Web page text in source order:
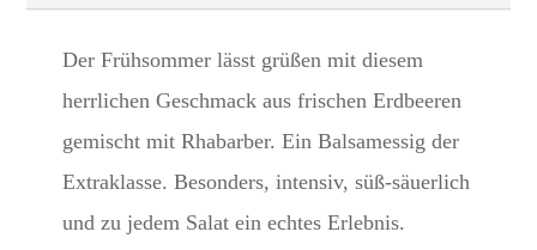
Der Frühsommer lässt grüßen mit diesem
herrlichen Geschmack aus frischen Erdbeeren
gemischt mit Rhabarber. Ein Balsamessig der
Extraklasse. Besonders, intensiv, süß-säuerlich
und zu jedem Salat ein echtes Erlebnis.